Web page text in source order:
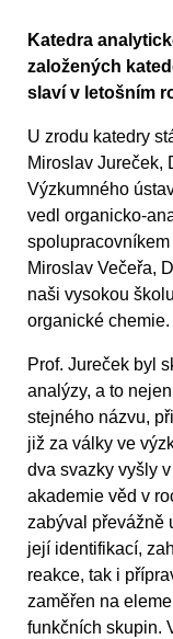
Katedra
založených
slaví v letošním
U zrodu katedry
Miroslav Jureček,
Výzkumného
vedl organicko-
Miroslav Večeřa,
naši vysokou
organické chemie.
Prof. Jureček byl
analýzy, a to
stejného názvu,
již za války ve
dva svazky vyšly
akademie věd v
zabýval převážně
její identifikací,
reakce, tak i
zaměřen na
funkčních skupin.